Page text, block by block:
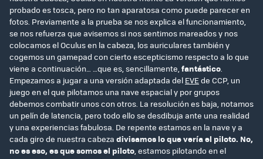
probado es tosca, pero no tan aparatosa como puede parecer en
fotos. Previamente a la prueba se nos explica el funcionamiento,
se nos refuerza que avisemos si nos sentimos mareados y nos
colocamos el Oculus en la cabeza, los auriculares también y
cogemos un gamepad con cierto escepticismo respecto a lo que
viene a continuación… …que es, sencillamente, fantástico
Empezamos a jugar a una versión adaptada del EVEde CCP, un
juego en el que pilotamos una nave espacial y por grupos
debemos combatir unos con otros. La resolución es baja, notamos
un pelín de latencia, pero todo ello se desdibuja ante una realidad
y una experiencias fabulosa. De repente estamos en la nave y a
cada giro de nuestra cabeza divisamos lo que vería el piloto. No,
no es eso, es que somos el piloto , estamos pilotando en el